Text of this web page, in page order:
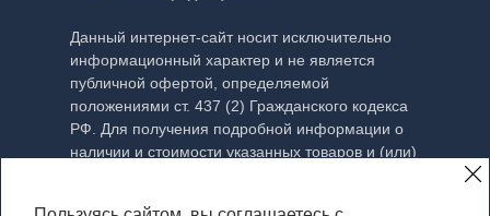
Данный интернет-сайт носит исключительно
информационный характер и не является
публичной офертой, определяемой
положениями ст. 437 (2) Гражданского кодекса
РФ. Для получения подробной информации о
наличии и стоимости указанных товаров и (или)